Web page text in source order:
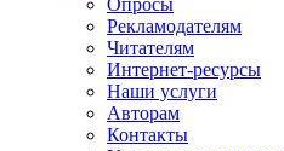
Опросы
Рекламодателям
Читателям
Интернет-ресурсы
Наши услуги
Авторам
Контакты